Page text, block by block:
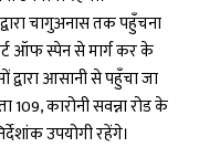
चागुअनास तक पहुँचना
ऑफ स्पेन से मार्ग कर के
द्वारा आसानी से पहुँचा जा
109, कारोनी सवन्ना रोड के
उपयोगी रहेंगे।